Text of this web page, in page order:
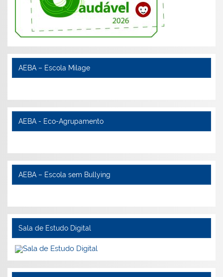
AEBA – Escola Milage
AEBA - Eco-Agrupamento
AEBA – Escola sem Bullying
Sala de Estudo Digital